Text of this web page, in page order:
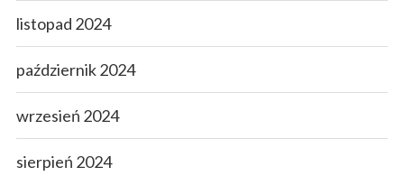
listopad 2024
październik 2024
wrzesień 2024
sierpień 2024